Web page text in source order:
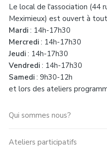
Le local de l'association (44
Meximieux) est ouvert à
Mardi: 14h-17h30
Mercredi: 14h-17h30
Jeudi: 14h-17h30
Vendredi: 14h-17h30
Samedi: 9h30-12h
et lors des ateliers
Qui sommes nous?
Ateliers participatifs